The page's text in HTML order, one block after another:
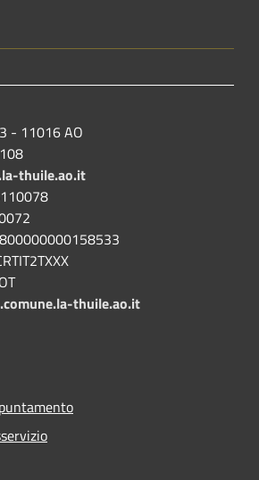
- 11016 AO
thuile.ao.it
thuile.ao.it